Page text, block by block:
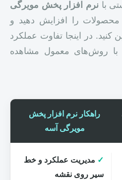
با نرم افزار پخش مویرگی
را افزایش دهید و
کنید. در اینجا تفاوت عملکرد
با روش‌های معمول مشاهده
راهکار نرم افزار پخش
مویرگی آسه
✓ مدیریت عملکرد و خط
سیر روی نقشه